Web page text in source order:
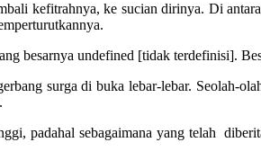
kefitrahnya, ke sucian dirinya. Di
besarnya undefined [tidak terdefinisi].
surga di buka lebar-lebar. Seolah-
padahal sebagaimana yang telah